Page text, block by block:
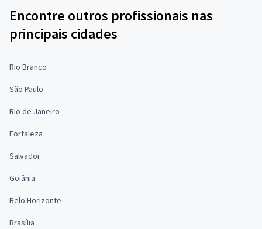
Encontre outros profissionais nas
principais cidades
Rio Branco
São Paulo
Rio de Janeiro
Fortaleza
Salvador
Goiânia
Belo Horizonte
Brasília